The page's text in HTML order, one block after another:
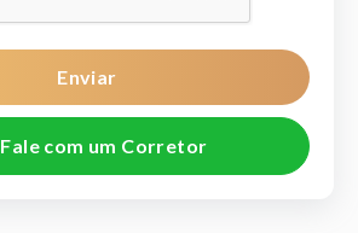
Enviar
Fale com um Corretor